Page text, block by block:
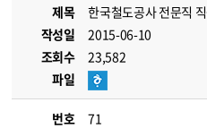
제목
한국철도공사 전문직
작성일
2015-06-10
조회수
23,582
파일
번호
71